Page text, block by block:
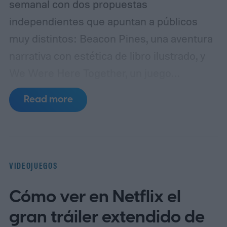
semanal con dos propuestas
independientes que apuntan a públicos
muy distintos: Beacon Pines, una aventura
cooperativo de puzles que solo puede
disfrutarse en compañía de otra persona.
usuario decida descargarlos más adelante.
La primera alternativa es Beacon Pines,
Read more
VIDEOJUEGOS
Cómo ver en Netflix el
gran tráiler extendido de